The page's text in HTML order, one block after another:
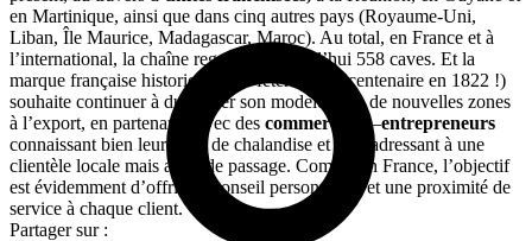
en Martinique, ainsi que dans cinq autres pays (Royaume-Uni,
Liban, Île Maurice, Madagascar, Maroc). Au total, en France et à
l’international, la chaîne regroupe aujourd’hui 558 caves. Et la
marque française historique (elle fêtera son bicentenaire en 1822 !)
souhaite continuer à dupliquer son modèle dans de nouvelles zones
à l’export, en partenariat avec des commerçants–entrepreneurs
connaissant bien leur zone de chalandise et en s’adressant à une
clientèle locale mais aussi de passage. Comme en France, l’objectif
est évidemment d’offrir un conseil personnalisé et une proximité de
service à chaque client.
Partager sur :